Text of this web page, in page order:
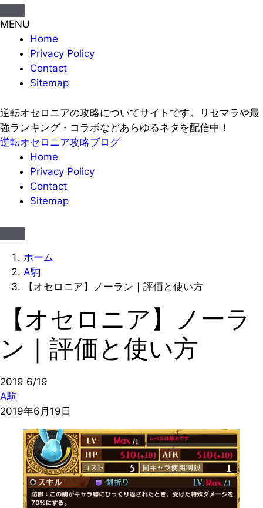
MENU
Home
Privacy Policy
Contact
Sitemap
逆転オセロニアの攻略についてサイトです。リセマラや最
強ランキング・コラボなどあらゆるネタを配信中！
逆転オセロニア攻略ブログ
Home
Privacy Policy
Contact
Sitemap
ホーム
A駒
【オセロニア】ノーラン｜評価と使い方
【オセロニア】ノーラ
ン｜評価と使い方
2019 6/19
A駒
2019年6月19日